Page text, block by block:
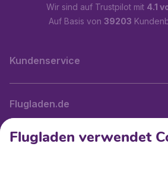
Wir sind auf Trustpilot mit 4.1
Auf Basis von 39203
Kundenservice
Flugladen.de
Internationale Webseiten
Flugladen verwendet